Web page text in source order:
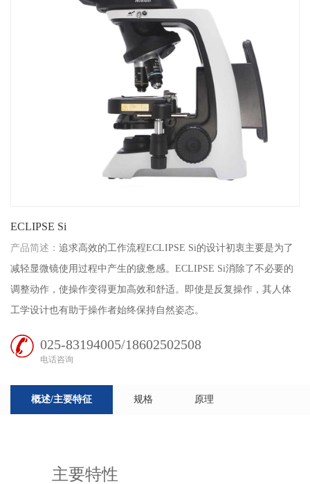
ECLIPSE Si
产品简述： 追求高效的工作流程ECLIPSE Si的设计初衷主要是为了
减轻显微镜使用过程中产生的疲惫感。ECLIPSE Si消除了不必要的
调整动作，使操作变得更加高效和舒适。即使是反复操作，其人体
工学设计也有助于操作者始终保持自然姿态。
025-83194005/18602502508
电话咨询
概述/主要特征 规格 原理
主要特性